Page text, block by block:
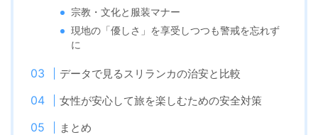
宗教・文化と服装マナー
現地の「優しさ」を享受しつつも警戒を忘れず
に
データで見るスリランカの治安と比較
女性が安心して旅を楽しむための安全対策
まとめ